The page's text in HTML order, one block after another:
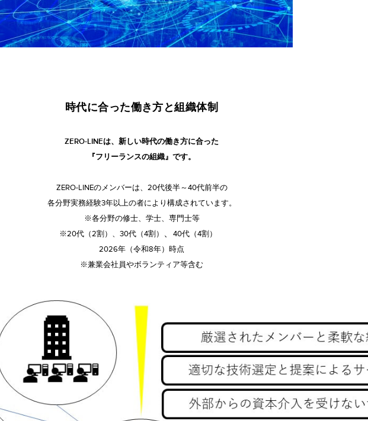
時代に合った働き方と組織体制
ZERO-LINEは、新しい時代の働き方に合った
​『フリーランスの組織』です。
ZERO-LINEのメンバーは、20代後半～40代前半の
各分野実務経験3年以上の者により構成されています。
※各分野の修士、学士、専門士等
※20代（2割）、30代（4割）
40代（4割）
​2026年（令和8年）時点
※兼業会社員やボランティア等含む